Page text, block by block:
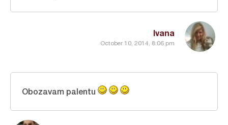
Ivana
October 10, 2014, 8:06 pm
Obozavam palentu